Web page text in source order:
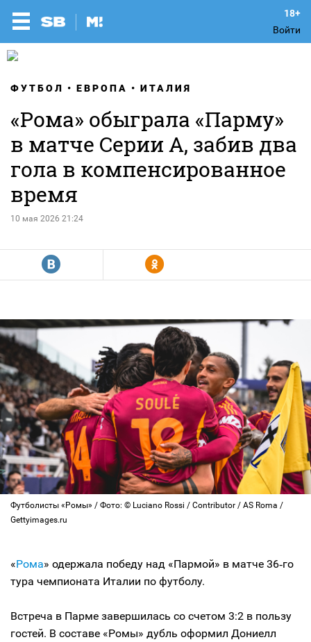
Войти
ФУТБОЛ ЕВРОПА ИТАЛИЯ
«Рома» обыграла «Парму»
в матче Серии А, забив два
гола в компенсированное
время
10 мая 2026 21:24
R Y
Футболисты «Ромы» / Фото: © Luciano Rossi / Contributor / AS Roma /
Gettyimages.ru
«Рома» одержала победу над «Пармой» в матче 36‑го
тура чемпионата Италии по футболу.
Встреча в Парме завершилась со счетом 3:2 в пользу
гостей. В составе «Ромы» дубль оформил Дониелл